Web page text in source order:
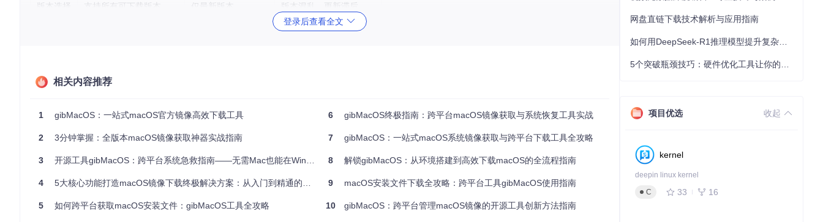
版本选择
支持所有可下载版本 仅最新版本
版本混乱，更新滞后
依赖第三方服务器稳定性
gibMacOS支持Python 2.7及Python 3.x版本，首先检查系统是否已安装Python：
# 检查Python 3版本
# 或检查Python 2版本
💡 提示：推荐使用Python 3.6及以上版本，获得更好的兼容性和安全性
登录后查看全文
相关内容推荐
1 gibMacOS：一站式macOS官方镜像高效下载工具
2 3分钟掌握：全版本macOS镜像获取神器实战指南
3 开源工具gibMacOS：跨平台系统急救指南——无需Mac也能在Windows制作macOS启动盘
4 5大核心功能打造macOS镜像下载终极解决方案：从入门到精通的全平台工具指南
5 如何跨平台获取macOS安装文件：gibMacOS工具全攻略
6 gibMacOS终极指南：跨平台macOS镜像获取与系统恢复工具实战
7 gibMacOS：一站式macOS系统镜像获取与跨平台下载工具全攻略
8 解锁gibMacOS：从环境搭建到高效下载macOS的全流程指南
9 macOS安装文件下载全攻略：跨平台工具gibMacOS使用指南
10 gibMacOS：跨平台管理macOS镜像的开源工具创新方法指南
网盘直链下载技术解析与应用指南
项目优选 收起
kernel
deepin linux kernel
C
33 16